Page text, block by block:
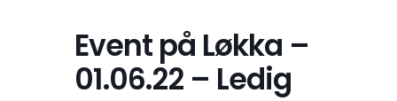
Event på Løkka –
01.06.22 – Ledig